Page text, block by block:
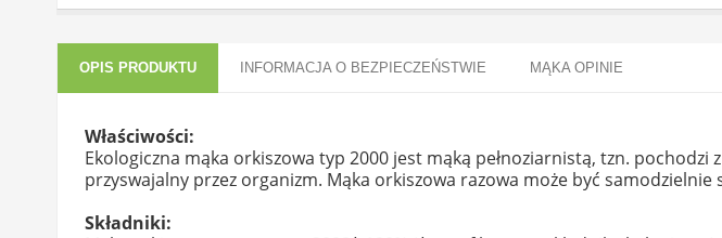
OPIS PRODUKTU INFORMACJA O BEZPIECZEŃSTWIE MĄKA OPINIE
Właściwości:
Ekologiczna mąka orkiszowa typ 2000 jest mąką pełnoziarnistą, tzn. pochodzi
przyswajalny przez organizm. Mąka orkiszowa razowa może być
Składniki: